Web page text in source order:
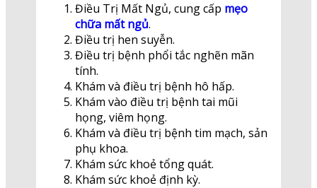
Điều Trị Mất Ngủ, cung cấp mẹo
chữa mất ngủ.
Điều trị hen suyễn.
Điều trị bệnh phổi tắc nghẽn mãn
tính.
Khám và điều trị bệnh hô hấp.
Khám vào điều trị bệnh tai mũi
họng, viêm họng.
Khám và điều trị bệnh tim mạch, sản
phụ khoa.
Khám sức khoẻ tổng quát.
Khám sức khoẻ định kỳ.